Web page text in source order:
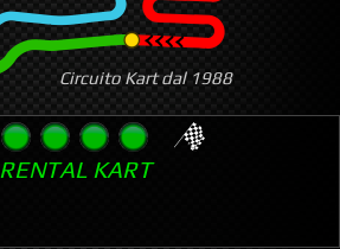
Circuito Kart dal 1988
RENTAL KART